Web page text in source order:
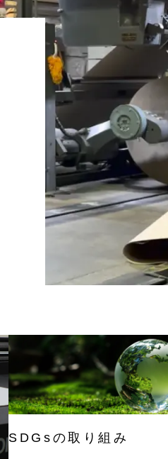
SDGsの取り組み